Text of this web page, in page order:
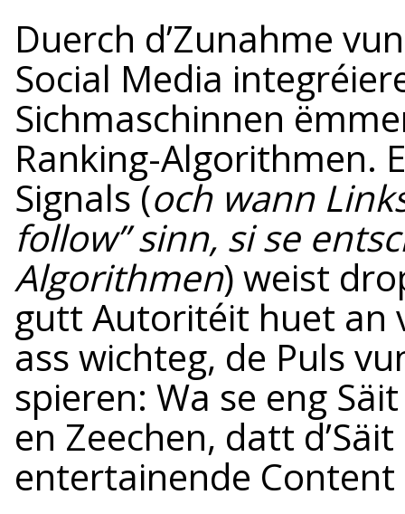
Duerch d’Zunahme
Social Media
Sichmaschinnen
Ranking-Algorithmen.
Signals (och wann
follow” sinn, si se
Algorithmen) weist
gutt Autoritéit huet an
ass wichteg, de Puls
spieren: Wa se eng
en Zeechen, datt
entertainende